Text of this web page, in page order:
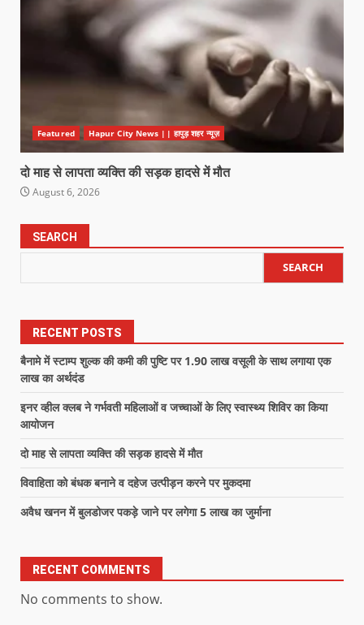
Featured Hapur City News || हापुड़ शहर न्यूज़
दो माह से लापता व्यक्ति की सड़क हादसे में मौत
August 6, 2026
SEARCH
SEARCH
RECENT POSTS
बैनामे में स्टाम्प शुल्क की कमी की पुष्टि पर 1.90 लाख वसूली के साथ लगाया एक
लाख का अर्थदंड
इनर व्हील क्लब ने गर्भवती महिलाओं व जच्चाओं के लिए स्वास्थ्य शिविर का किया
आयोजन
दो माह से लापता व्यक्ति की सड़क हादसे में मौत
विवाहिता को बंधक बनाने व दहेज उत्पीड़न करने पर मुकदमा
अवैध खनन में बुलडोजर पकड़े जाने पर लगेगा 5 लाख का जुर्माना
RECENT COMMENTS
No comments to show.